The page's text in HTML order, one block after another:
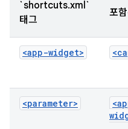
`shortcuts.xml`
태그
포
<app-widget>
<parameter>